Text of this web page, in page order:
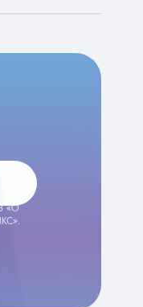
«О